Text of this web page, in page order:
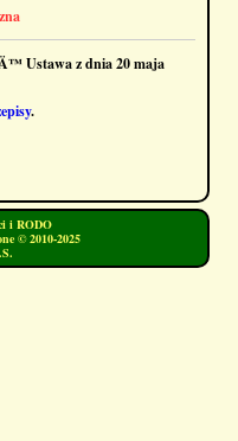
Ustawa z dnia 20 maja
.
i RODO
© 2010-2025